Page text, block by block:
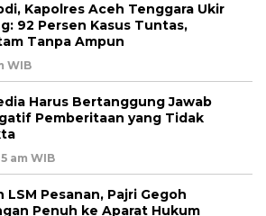
Kapolres Aceh Tenggara Ukir
92 Persen Kasus Tuntas,
Tanpa Ampun
WIB
Harus Bertanggung Jawab
Pemberitaan yang Tidak
am WIB
Pesanan, Pajri Gegoh
Penuh ke Aparat Hukum